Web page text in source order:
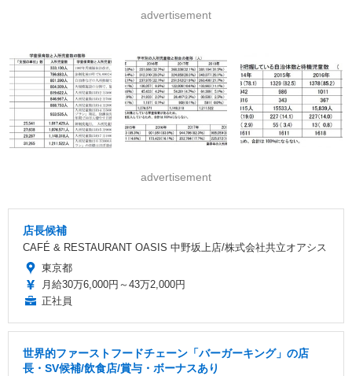
advertisement
advertisement
店長候補
CAFÉ & RESTAURANT OASIS 中野坂上店/株式会社共立オアシス
東京都
月給30万6,000円～43万2,000円
正社員
世界的ファーストフードチェーン「バーガーキング」の店
長・SV候補/飲食店/賞与・ボーナスあり